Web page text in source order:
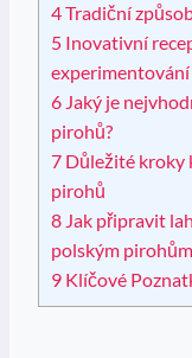
4Tradiční
5 Inovativní
experimentování
6 Jaký je
pirohů?
7 Důležité kroky
pirohů
8 Jak připravit
polským pirohům
9 Klíčové